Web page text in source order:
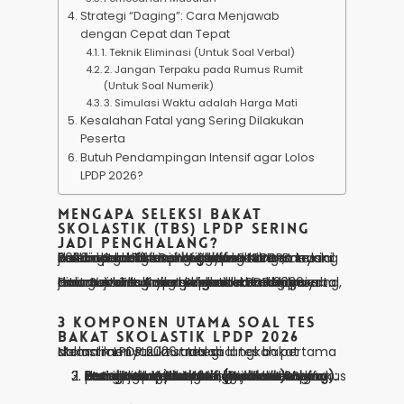
Strategi “Daging”: Cara Menjawab
dengan Cepat dan Tepat
1. Teknik Eliminasi (Untuk Soal Verbal)
2. Jangan Terpaku pada Rumus Rumit
(Untuk Soal Numerik)
3. Simulasi Waktu adalah Harga Mati
Kesalahan Fatal yang Sering Dilakukan
Peserta
Butuh Pendampingan Intensif agar Lolos
LPDP 2026?
Mengapa Seleksi Bakat
Skolastik (TBS) LPDP Sering
Jadi Penghalang?
Seleksi Soal Tes Bakat Skolastik LPDP 2026 adalah tahap awal yang sangat krusial dalam pendaftaran beasiswa LPDP. Banyak kandidat dengan profil akademik cemerlang justru gugur di sini. Mengapa? Karena tes ini bukan sekadar menguji kecerdasan, melainkanefisiensi kognitif.
Dalam waktu yang sangat terbatas, peserta dituntut untuk menyelesaikan berbagai jenis Soal Tes Bakat Skolastik LPDP 2026 yang menguji kemampuan penalaran logis, verbal, dan numerik. Artikel ini akan membahas tuntas strategi yang digunakan oleh para
awardeeuntuk menembus skor aman.
3 Komponen Utama Soal Tes
Bakat Skolastik LPDP 2026
Memahami struktur tes soal tes bakat skolastik LPDP 2026 adalah langkah pertama dalam menyusun strategi:
Penalaran Verbal:
Menguji kemampuan memahami paragraf, menarik kesimpulan, dan mengenali hubungan antarkata.
Penalaran Kuantitatif (Numerik):
Berfokus pada logika matematika, deret angka, dan interpretasi data (bukan sekadar menghitung).
Pemecahan Masalah (Problem Solving):
Menguji cara berpikir logis dalam menghadapi skenario permasalahan tertentu.